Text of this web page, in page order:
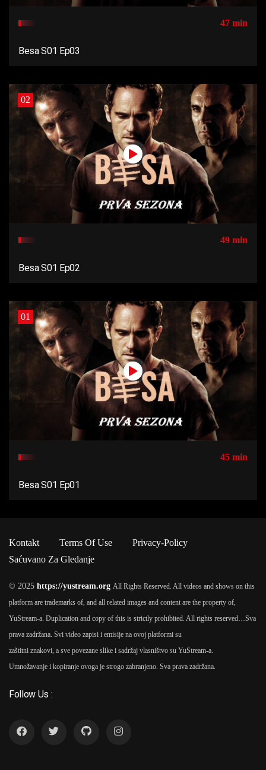
47 min
Besa S01 Ep03
02
49 min
Besa S01 Ep02
01
45 min
Besa S01 Ep01
Kontakt Terms Of Use
Privacy-Policy
Saćuvano Za Gledanje
© 2025 https://yustream.org All Rights Reserved. All videos and shows on this
platform are trademarks of, and all related images and content are the property of,
YuStream-a. Duplication and copy of this is strictly prohibited. All rights reserved…Sva
prava zadržana. Svi video zapisi i emisije na ovoj platformi su
zaštitni znakovi, a sve povezane slike i sadržaj vlasništvo su YuStream-a.
Umnožavanje i kopiranje ovoga je strogo zabranjeno. Sva prava zadržana.
Follow Us :